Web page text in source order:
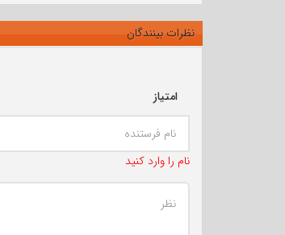
نظرات بینندگان
امتیاز
نام را وارد کنید